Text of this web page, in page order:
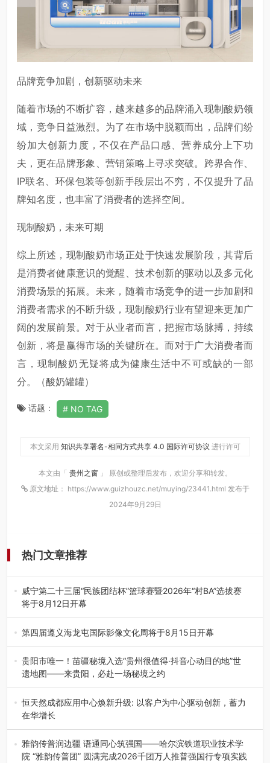
品牌竞争加剧，创新驱动未来
随着市场的不断扩容，越来越多的品牌涌入现制酸奶领
域，竞争日益激烈。为了在市场中脱颖而出，品牌们纷
纷加大创新力度，不仅在产品口感、营养成分上下功
夫，更在品牌形象、营销策略上寻求突破。跨界合作、
IP联名、环保包装等创新手段层出不穷，不仅提升了品
牌知名度，也丰富了消费者的选择空间。
现制酸奶，未来可期
综上所述，现制酸奶市场正处于快速发展阶段，其背后
是消费者健康意识的觉醒、技术创新的驱动以及多元化
消费场景的拓展。未来，随着市场竞争的进一步加剧和
消费者需求的不断升级，现制酸奶行业有望迎来更加广
阔的发展前景。对于从业者而言，把握市场脉搏，持续
创新，将是赢得市场的关键所在。而对于广大消费者而
言，现制酸奶无疑将成为健康生活中不可或缺的一部
分。（酸奶罐罐）
话题： NO TAG
本文采用 知识共享署名-相同方式共享 4.0 国际许可协议 进行许可
本文由「 贵州之窗 」 原创或整理后发布，欢迎分享和转发。
原文地址： https://www.guizhouzc.net/muying/23441.html 发布于
2024年9月29日
热门文章推荐
威宁第二十三届“民族团结杯”篮球赛暨2026年“村BA”选拔赛
将于8月12日开幕
8月7日，威宁彝族回族苗族自治县第二十三届“民族团结
杯”篮球赛暨2026年“村B…
第四届遵义海龙屯国际影像文化周将于8月15日开幕
8月7日，第四届遵义海龙屯国际影像文化周媒体通气会在世
界文化遗产地海龙屯核心景区…
贵阳市唯一！苗疆秘境入选“贵州很值得·抖音心动目的地”世
遗地图——来贵阳，必赴一场秘境之约
2026年7月21日，2026年“贵州很值得”暨抖音“心动目的
地”（贵州站）主题…
恒天然成都应用中心焕新升级: 以客户为中心驱动创新，蓄力
在华增长
融合全球研发实力与本土洞察，深化客户共创，赋能西南市
场创新发展 （7月27日，成…
雅韵传普润边疆 语通同心筑强国——哈尔滨铁道职业技术学
院 “雅韵传普团” 圆满完成2026千团万人推普强国行专项实践